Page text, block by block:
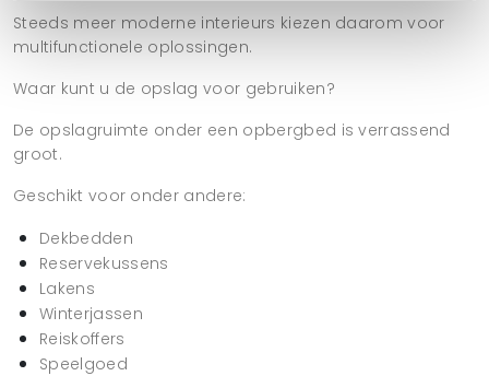
Steeds meer moderne interieurs kiezen daarom voor
multifunctionele oplossingen.
Waar kunt u de opslag voor gebruiken?
De opslagruimte onder een opbergbed is verrassend
groot.
Geschikt voor onder andere:
Dekbedden
Reservekussens
Lakens
Winterjassen
Reiskoffers
Speelgoed